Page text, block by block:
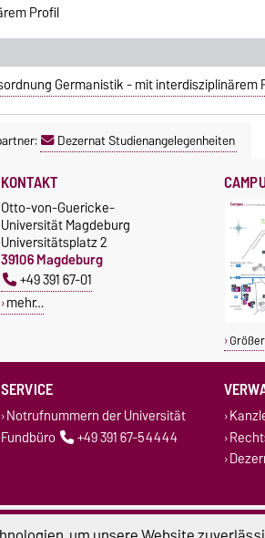
Profil
Germanistik - mit interdisziplinärem
Dezernat Studienangelegenheiten
KONTAKT
Otto-von-Guericke-
Universität Magdeburg
Universitätsplatz 2
39106 Magdeburg
+49 391 67-01
mehr…
SERVICE
Notrufnummern der Universität
Fundbüro
+49 391 67-54444